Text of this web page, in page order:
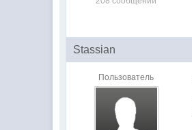
Stassian
Пользователь